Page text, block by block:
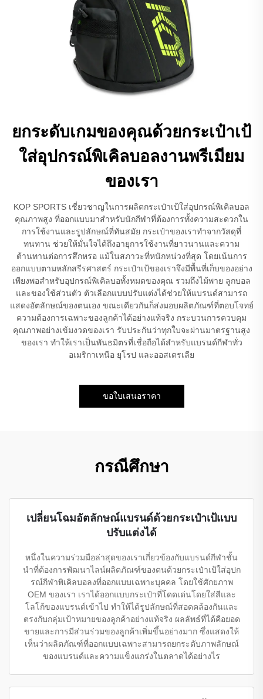
ยกระดับเกมของคุณด้วยกระเป๋าเป้
ใส่อุปกรณ์พิเคิลบอลงานพรีเมียม
ของเรา
KOP SPORTS เชี่ยวชาญในการผลิตกระเป๋าเป้ใส่อุปกรณ์พิเคิลบอล
คุณภาพสูง ที่ออกแบบมาสำหรับนักกีฬาที่ต้องการทั้งความสะดวกใน
การใช้งานและรูปลักษณ์ที่ทันสมัย กระเป๋าของเราทำจากวัสดุที่
ทนทาน ช่วยให้มั่นใจได้ถึงอายุการใช้งานที่ยาวนานและความ
ต้านทานต่อการสึกหรอ แม้ในสภาวะที่หนักหน่วงที่สุด โดยเน้นการ
ออกแบบตามหลักสรีรศาสตร์ กระเป๋าเป้ของเราจึงมีพื้นที่เก็บของอย่าง
เพียงพอสำหรับอุปกรณ์พิเคิลบอทั้งหมดของคุณ รวมถึงไม้พาย ลูกบอล
และของใช้ส่วนตัว ตัวเลือกแบบปรับแต่งได้ช่วยให้แบรนด์สามารถ
แสดงอัตลักษณ์ของตนเอง ขณะเดียวกันก็ส่งมอบผลิตภัณฑ์ที่ตอบโจทย์
ความต้องการเฉพาะของลูกค้าได้อย่างแท้จริง กระบวนการควบคุม
คุณภาพอย่างเข้มงวดของเรา รับประกันว่าทุกใบจะผ่านมาตรฐานสูง
ของเรา ทำให้เราเป็นพันธมิตรที่เชื่อถือได้สำหรับแบรนด์กีฬาทั่ว
อเมริกาเหนือ ยุโรป และออสเตรเลีย
ขอใบเสนอราคา
กรณีศึกษา
เปลี่ยนโฉมอัตลักษณ์แบรนด์ด้วยกระเป๋าเป้แบบ
ปรับแต่งได้
หนึ่งในความร่วมมือล่าสุดของเราเกี่ยวข้องกับแบรนด์กีฬาชั้น
นำที่ต้องการพัฒนาไลน์ผลิตภัณฑ์ของตนด้วยกระเป๋าเป้ใส่อุปก
รณ์กีฬาพิเคิลบอลงที่ออกแบบเฉพาะบุคคล โดยใช้ศักยภาพ
OEM ของเรา เราได้ออกแบบกระเป๋าที่โดดเด่นโดยใส่สีและ
โลโก้ของแบรนด์เข้าไป ทำให้ได้รูปลักษณ์ที่สอดคล้องกันและ
ตรงกับกลุ่มเป้าหมายของลูกค้าอย่างแท้จริง ผลลัพธ์ที่ได้คือยอด
ขายและการมีส่วนร่วมของลูกค้าเพิ่มขึ้นอย่างมาก ซึ่งแสดงให้
เห็นว่าผลิตภัณฑ์ที่ออกแบบเฉพาะสามารถยกระดับภาพลักษณ์
ของแบรนด์และความแข็งแกร่งในตลาดได้อย่างไร